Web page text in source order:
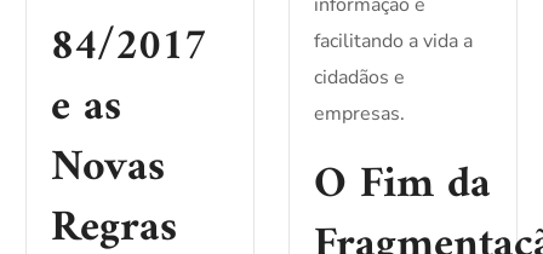
84/2017
e as
Novas
Regras
informação e
facilitando a vida a
cidadãos e
empresas.
O Fim da